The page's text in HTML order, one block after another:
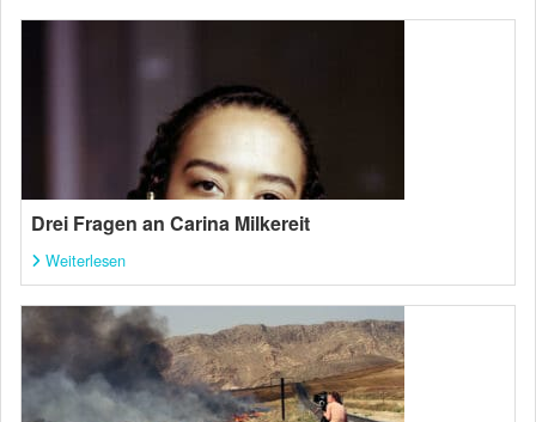
Drei Fragen an Carina Milkereit
Weiterlesen